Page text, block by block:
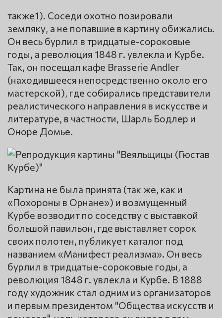
также1). Соседи охотно позировали
земляку, а не попавшие в картину обижались.
Он весь бурлил в тридцатые-сороковые
годы, а революция 1848 г. увлекла и Курбе.
Так, он посещал кафе Brasserie Andler
(находившееся непосредственно около его
мастерской), где собирались представители
реалистического направления в искусстве и
литературе, в частности, Шарль Бодлер и
Оноре Домье.
Картина не была принята (так же, как и
«Похороны в Орнане») и возмущенный
Курбе возводит по соседству с выставкой
большой павильон, где выставляет сорок
своих полотен, публикует каталог под
названием «Манифест реализма». Он весь
бурлил в тридцатые-сороковые годы, а
революция 1848 г. увлекла и Курбе. В 1888
году художник стал одним из организаторов
и первым президентом "Общества искусств и